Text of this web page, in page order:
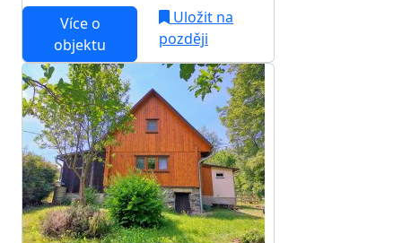
Více o
objektu
Uložit na
později